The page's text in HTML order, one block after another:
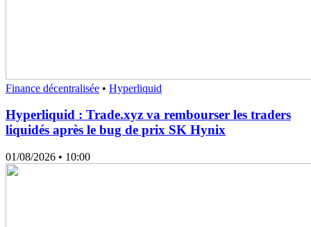
Finance décentralisée • Hyperliquid
Hyperliquid : Trade.xyz va rembourser les traders
liquidés après le bug de prix SK Hynix
01/08/2026 • 10:00